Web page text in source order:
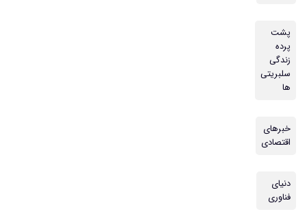
پشت
پرده
زندگی
سلبریتی
ها
خبرهای
اقتصادی
دنیای
فناوری